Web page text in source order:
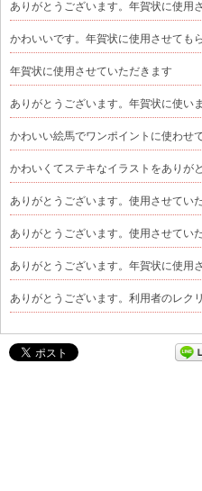
ありがとうございます。年賀状に使用
かわいいです。年賀状に使用させても
年賀状に使用させていただきます
ありがとうございます。年賀状に使いま
かわいい絵馬でワンポイントに使わせ
かわいくてステキなイラストをありが
ありがとうございます。使用させてい
ありがとうございます。使用させてい
ありがとうございます。年賀状に使用
ありがとうございます。利用者のレク